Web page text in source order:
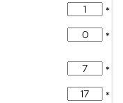
*
*
*
*